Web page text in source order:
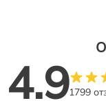
4.91799